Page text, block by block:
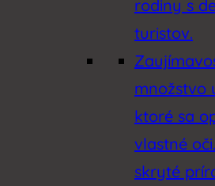
rodiny s
turistov.
množstvo
ktoré sa
vlastné
skryté